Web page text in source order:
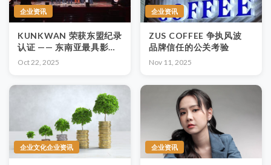
企业资讯
KUNKWAN 荣获东盟纪录
认证 —— 东南亚最具影响
力的语言教育机构之一
Oct 22, 2025
企业资讯
ZUS COFFEE 争执风波
品牌信任的公关考验
Nov 11, 2025
企业文化企业资讯 企业资讯